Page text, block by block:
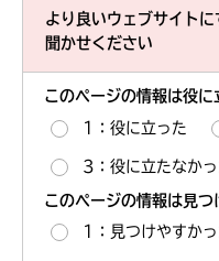
より良いウェブサイト
聞かせください
このページの情報は役に
1：役に立った
3：役に立たなか
このページの情報は見つ
1：見つけやすか